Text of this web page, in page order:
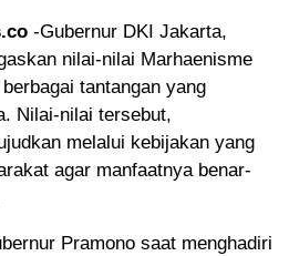
-Gubernur DKI Jakarta,
nilai-nilai Marhaenisme
tantangan yang
Nilai-nilai tersebut,
melalui kebijakan yang
agar manfaatnya benar-
Pramono saat menghadiri